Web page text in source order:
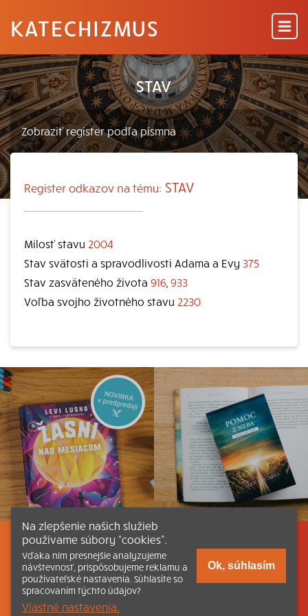
KATECHIZMUS
STAV
Register odkazov na tému: STAV
Milosť stavu 2004
Stav svätosti a spravodlivosti Adama a Evy 375
Stav zasväteného života 916 933
Voľba svojho životného stavu 2230
Listovať Obsah Dokumenty a články
Kontakt Tlačená verzia Katechizmu
© 2026 katechizmus.sk |
Na zlepšenie našich služieb
používame súbory “cookies”.
Vďaka nim presnejšie analyzujeme
návštevnosť, prispôsobujeme reklamu a
používateľské nastavenia. Súhlasíte so
spracovaním týchto údajov?
Vlastné nastavenia.
Ok, súhlasím